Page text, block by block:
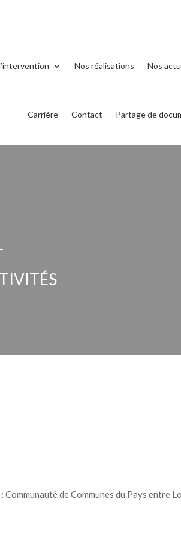
Nos réalisations Nos
Carrière Contact Partage de
Communauté de Communes du Pays entre